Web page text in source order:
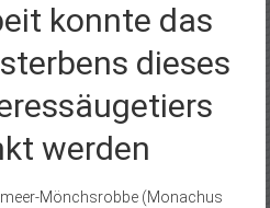
konnte das
dieses
werden
Mönchsrobbe (Monachus